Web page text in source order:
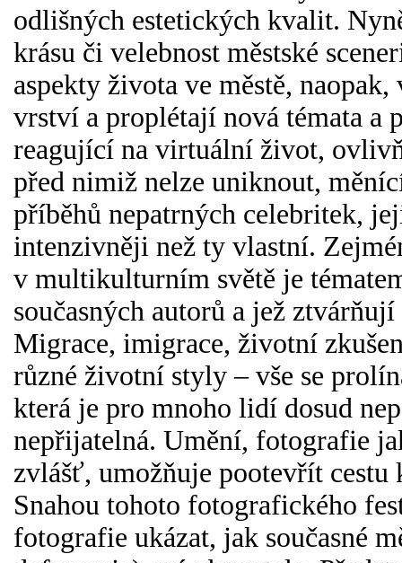
odlišných estetických kvalit.
krásu či velebnost městské
aspekty života ve městě,
vrství a proplétají nová témata a
reagující na virtuální život,
před nimiž nelze uniknout,
příběhů nepatrných celebritek,
intenzivněji než ty vlastní.
v multikulturním světě je
současných autorů a jež
Migrace, imigrace, životní
různé životní styly – vše se
která je pro mnoho lidí dosud
nepřijatelná. Umění, fotografie
zvlášť, umožňuje pootevřít
Snahou tohoto fotografického
fotografie ukázat, jak současné